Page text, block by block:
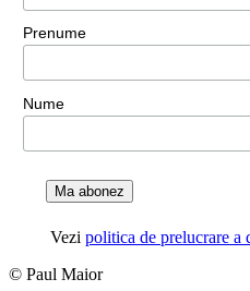
Prenume
Nume
Ma abonez
Vezi politica de prelucrare a
© Paul Maior